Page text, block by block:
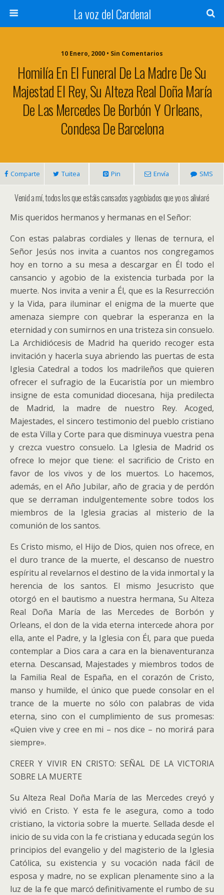
La voz del Cardenal
10 Enero, 2000 • Sin Comentarios
Homilía En El Funeral De La Madre De Su
Majestad El Rey, Su Alteza Real Doña María
De Las Mercedes De Borbón Y Orleans,
Condesa De Barcelona
Comparte Tuitea Pin Envía SMS
Venid a mí, todos los que estáis cansados y agobiados que yo os aliviaré
Mis queridos hermanos y hermanas en el Señor:
Con estas palabras cordiales y llenas de ternura, el
Señor Jesús nos invita a cuantos nos congregamos
hoy en torno a su mesa a descargar en Él todo el
cansancio y agobio de la existencia turbada por la
muerte. Nos invita a venir a Él, que es la Resurrección
y la Vida, para iluminar el enigma de la muerte que
amenaza siempre con quebrar la esperanza en la
eternidad y con sumirnos en una tristeza sin consuelo.
La Archidiócesis de Madrid ha querido recoger esta
invitación y hacerla suya abriendo las puertas de esta
Iglesia Catedral a todos los madrileños que quieren
ofrecer el sufragio de la Eucaristía por un miembro
insigne de esta comunidad diocesana, hija predilecta
de Madrid, la madre de nuestro Rey. Acoged,
Majestades, el sincero testimonio del pueblo cristiano
de esta Villa y Corte para que disminuya vuestra pena
y crezca vuestro consuelo. La Iglesia de Madrid os
ofrece lo mejor que tiene: el sacrificio de Cristo en
favor de los vivos y de los muertos. Lo hacemos,
además, en el Año Jubilar, año de gracia y de perdón
que se derraman indulgentemente sobre todos los
miembros de la Iglesia gracias al misterio de la
comunión de los santos.
Es Cristo mismo, el Hijo de Dios, quien nos ofrece, en
el duro trance de la muerte, el descanso de nuestro
espíritu al revelarnos el destino de la vida inmortal y la
herencia de los santos. El mismo Jesucristo que
otorgó en el bautismo a nuestra hermana, Su Alteza
Real Doña María de las Mercedes de Borbón y
Orleans, el don de la vida eterna intercede ahora por
ella, ante el Padre, y la Iglesia con Él, para que pueda
contemplar a Dios cara a cara en la bienaventuranza
eterna. Descansad, Majestades y miembros todos de
la Familia Real de España, en el corazón de Cristo,
manso y humilde, el único que puede consolar en el
trance de la muerte no sólo con palabras de vida
eterna, sino con el cumplimiento de sus promesas:
«Quien vive y cree en mi – nos dice – no morirá para
siempre».
CREER Y VIVIR EN CRISTO: SEÑAL DE LA VICTORIA
SOBRE LA MUERTE
Su Alteza Real Doña María de las Mercedes creyó y
vivió en Cristo. Y esta fe le asegura, como a todo
cristiano, la victoria sobre la muerte. Sellada desde el
inicio de su vida con la fe cristiana y educada según los
principios del evangelio y del magisterio de la Iglesia
Católica, su existencia y su vocación nada fácil de
esposa y madre, no se explican plenamente sino a la
luz de la fe que marcó definitivamente el rumbo de su